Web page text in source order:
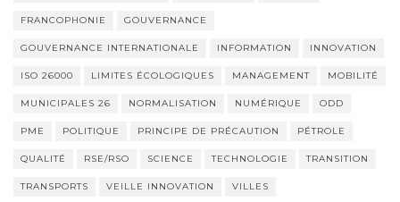
FRANCOPHONIE GOUVERNANCE
GOUVERNANCE INTERNATIONALE INFORMATION INNOVATION
ISO 26000 LIMITES ÉCOLOGIQUES MANAGEMENT MOBILITÉ
MUNICIPALES 26 NORMALISATION NUMÉRIQUE ODD
PME POLITIQUE PRINCIPE DE PRÉCAUTION PÉTROLE
QUALITÉ RSE/RSO SCIENCE TECHNOLOGIE TRANSITION
TRANSPORTS VEILLE INNOVATION VILLES